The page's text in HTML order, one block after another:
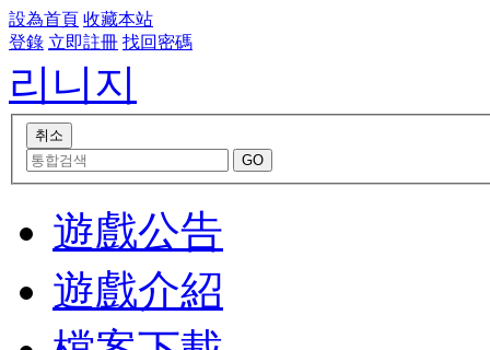
設為首頁 收藏本站
登錄 立即註冊 找回密碼
리니지
遊戲公告
遊戲介紹